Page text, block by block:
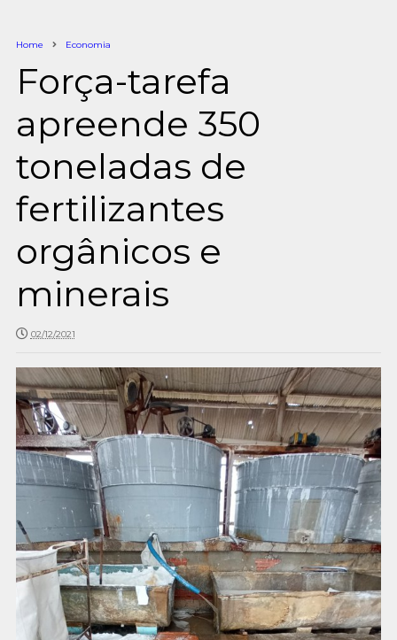
Home Economia
Força-tarefa
apreende 350
toneladas de
fertilizantes
orgânicos e
minerais
02/12/2021